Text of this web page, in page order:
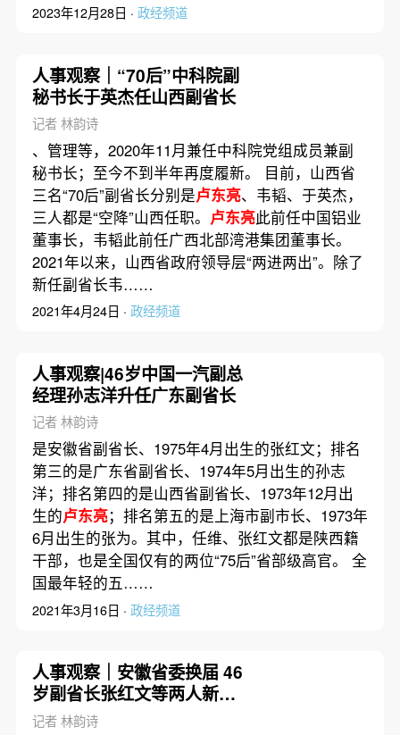
2023年12月28日 · 政经频道
人事观察｜“70后”中科院副
秘书长于英杰任山西副省长
记者 林韵诗
、管理等，2020年11月兼任中科院党组成员兼副
秘书长；至今不到半年再度履新。 目前，山西省
三名“70后”副省长分别是卢东亮、韦韬、于英杰，
三人都是“空降”山西任职。 卢东亮此前任中国铝业
董事长，韦韬此前任广西北部湾港集团董事长。
2021年以来，山西省政府领导层“两进两出”。除了
新任副省长韦……
2021年4月24日 · 政经频道
人事观察|46岁中国一汽副总
经理孙志洋升任广东副省长
记者 林韵诗
是安徽省副省长、1975年4月出生的张红文；排名
第三的是广东省副省长、1974年5月出生的孙志
洋；排名第四的是山西省副省长、1973年12月出
生的卢东亮；排名第五的是上海市副市长、1973年
6月出生的张为。其中，任维、张红文都是陕西籍
干部，也是全国仅有的两位“75后”省部级高官。 全
国最年轻的五……
2021年3月16日 · 政经频道
人事观察｜安徽省委换届 46
岁副省长张红文等两人新晋
常委
记者 林韵诗